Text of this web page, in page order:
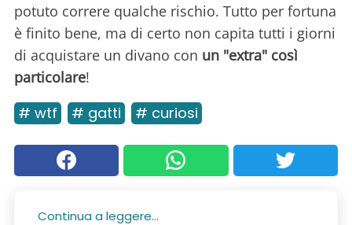
potuto correre qualche rischio. Tutto per fortuna
è finito bene, ma di certo non capita tutti i giorni
di acquistare un divano con un "extra" così
particolare!
# wtf # gatti # curiosi
Continua a leggere...